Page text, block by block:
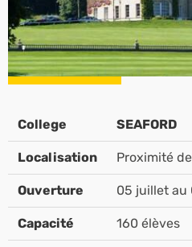
College SEAFORD
Localisation Proximité
Ouverture 05 juillet au
Capacité 160 élèves